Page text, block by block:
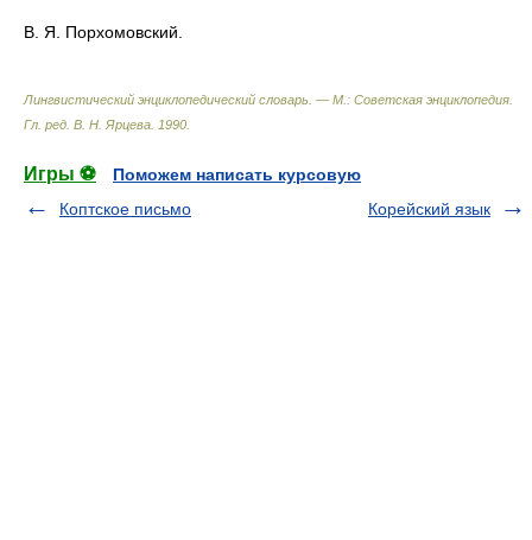
В. Я. Порхомовский.
Лингвистический энциклопедический словарь. — М.: Советская энциклопедия
Гл. ред. В. Н. Ярцева 1990
Игры ⚽
Поможем написать курсовую
Коптское письмо
Корейский язык